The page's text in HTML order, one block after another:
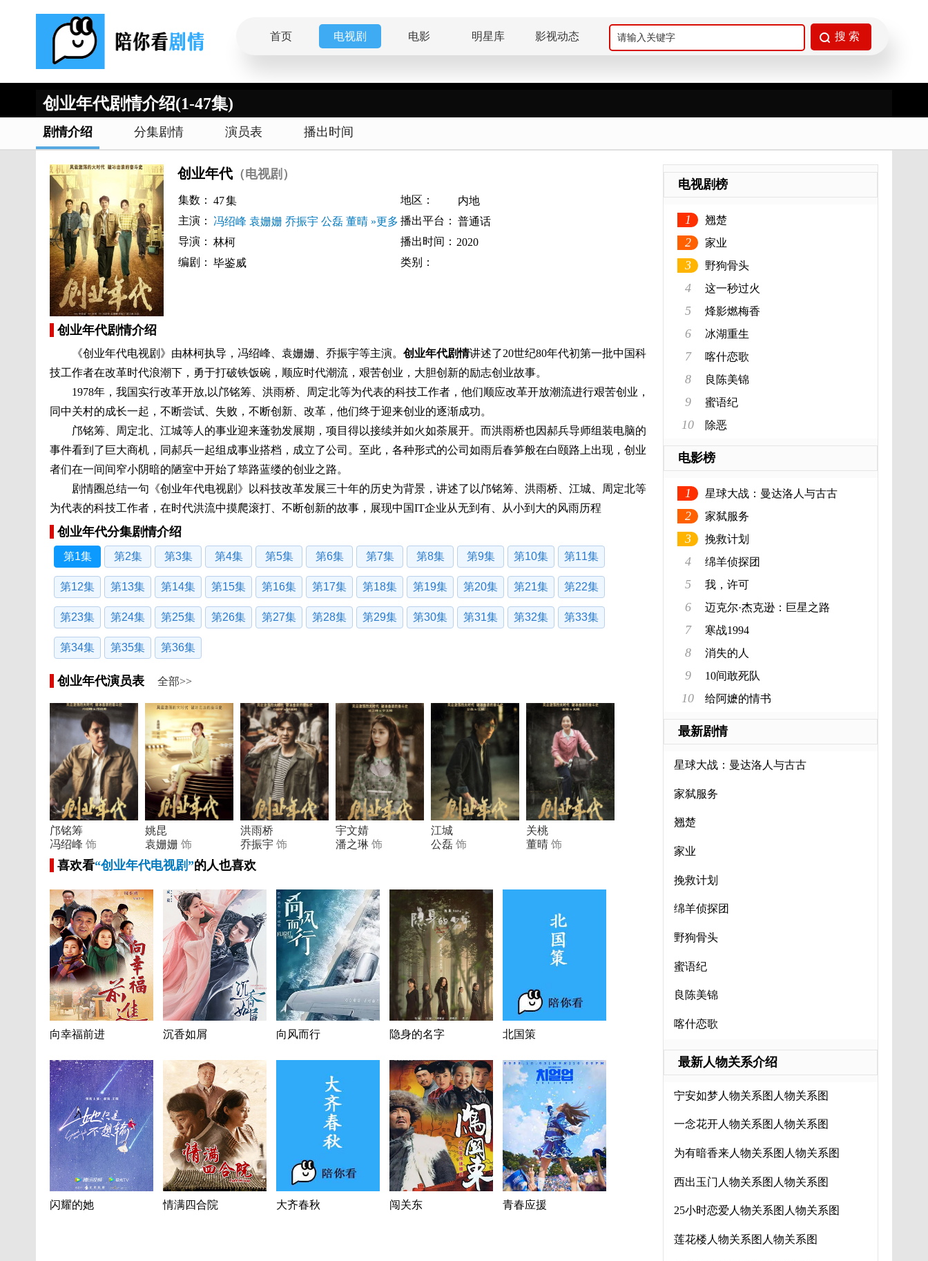
首页 电视剧 电影 明星库 影视动态
创业年代剧情介绍(1-47集)
剧情介绍 分集剧情 演员表 播出时间
创业年代 （电视剧）
集数： 47集 地区：
内地
主演：
冯绍峰 袁姗姗 乔振宇 公磊 董晴 »更多 播出平台： 普通话
导演： 林柯 播出时间： 2020
编剧： 毕鉴威 类别：
创业年代剧情介绍
《创业年代电视剧》由林柯执导，冯绍峰、袁姗姗、乔振宇等主演。 创业年代剧情讲述了20世纪80年代初第一批中国科
技工作者在改革时代浪潮下，勇于打破铁饭碗，顺应时代潮流，艰苦创业，大胆创新的励志创业故事。
1978年，我国实行改革开放,以邝铭筹、洪雨桥、周定北等为代表的科技工作者，他们顺应改革开放潮流进行艰苦创业，
同中关村的成长一起，不断尝试、失败，不断创新、改革，他们终于迎来创业的逐渐成功。
邝铭筹、周定北、江城等人的事业迎来蓬勃发展期，项目得以接续并如火如荼展开。而洪雨桥也因郝兵导师组装电脑的
事件看到了巨大商机，同郝兵一起组成事业搭档，成立了公司。至此，各种形式的公司如雨后春笋般在白颐路上出现，创业
者们在一间间窄小阴暗的陋室中开始了筚路蓝缕的创业之路。
剧情圈总结一句《创业年代电视剧》以科技改革发展三十年的历史为背景，讲述了以邝铭筹、洪雨桥、江城、周定北等
为代表的科技工作者，在时代洪流中摸爬滚打、不断创新的故事，展现中国IT企业从无到有、从小到大的风雨历程
创业年代分集剧情介绍
第1集 第2集 第3集 第4集 第5集 第6集 第7集 第8集 第9集 第10集 第11集
第12集 第13集 第14集 第15集 第16集 第17集 第18集 第19集 第20集 第21集 第22集
第23集 第24集 第25集 第26集 第27集 第28集 第29集 第30集 第31集 第32集 第33集
第34集 第35集 第36集
创业年代演员表 全部>>
邝铭筹
冯绍峰 饰
姚昆
袁姗姗 饰
洪雨桥
乔振宇 饰
宇文婧
潘之琳 饰
江城
公磊 饰
关桃
董晴 饰
喜欢看“创业年代电视剧”的人也喜欢
向幸福前进 沉香如屑 向风而行 隐身的名字 北国策
闪耀的她 情满四合院 大齐春秋 闯关东 青春应援
电视剧榜
1 翘楚
2 家业
3 野狗骨头
4 这一秒过火
5 烽影燃梅香
6 冰湖重生
7 喀什恋歌
8 良陈美锦
9 蜜语纪
10 除恶
电影榜
1 星球大战：曼达洛人与古古
2 家弑服务
3 挽救计划
4 绵羊侦探团
5 我，许可
6 迈克尔·杰克逊：巨星之路
7 寒战1994
8 消失的人
9 10间敢死队
10 给阿嬷的情书
最新剧情
星球大战：曼达洛人与古古
家弑服务
翘楚
家业
挽救计划
绵羊侦探团
野狗骨头
蜜语纪
良陈美锦
喀什恋歌
最新人物关系介绍
宁安如梦人物关系图人物关系图
一念花开人物关系图人物关系图
为有暗香来人物关系图人物关系图
西出玉门人物关系图人物关系图
25小时恋爱人物关系图人物关系图
莲花楼人物关系图人物关系图